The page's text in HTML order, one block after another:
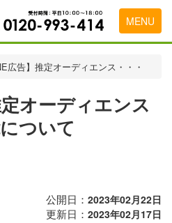
MENU
方
広告】推定オーディエンス・・・
定オーディエンス
ついて
公開日： 2023年02月22日
更新日： 2023年02月17日